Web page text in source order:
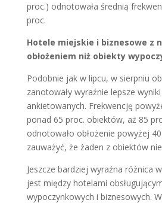
proc.) odnotowała średnią
proc.
Hotele miejskie i biznesowe z
obłożeniem niż obiekty
Podobnie jak w lipcu, w sierpniu
zanotowały wyraźnie lepsze
ankietowanych. Frekwencję
ponad 65 proc. obiektów, aż 85
odnotowało obłożenie powyżej
zauważyć, że żaden z obiektów
Jeszcze bardziej wyraźna różnica
jest między hotelami
wypoczynkowych i biznesowych.